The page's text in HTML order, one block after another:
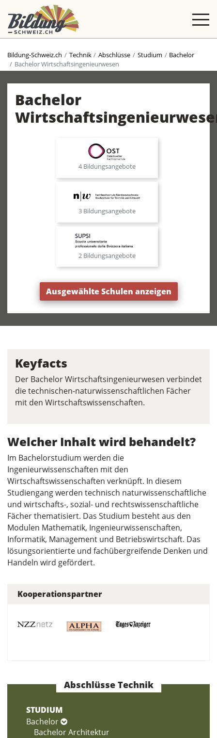
Bildung-Schweiz.ch Technik Abschlüsse Studium
Bachelor
Bachelor Wirtschaftsingenieurwesen
Bachelor
4 Bildungsangebote
3 Bildungsangebote
2 Bildungsangebote
Ausgewählte Schulen anzeigen
Keyfacts
Der Bachelor Wirtschaftsingenieurwesen verbindet
die technischen-naturwissenschaftlichen Fächer
mit den Wirtschaftswissenschaften.
Welcher Inhalt wird behandelt?
Im Bachelorstudium werden die
Ingenieurwissenschaften mit den
Wirtschaftswissenschaften verknüpft. In diesem
Studiengang werden technisch naturwissenschaftliche
und wirtschafts-, sozial- und rechtswissenschaftliche
Fächer thematisiert. Das Studium besteht aus den
Modulen Mathematik, Ingenieurwissenschaften,
Informatik, Management und Betriebswirtschaft. Das
lösungsorientierte und fachübergreifende Denken und
Handeln wird gefördert.
Kooperationspartner
Abschlüsse Technik
STUDIUM
Bachelor
Bachelor Architektur